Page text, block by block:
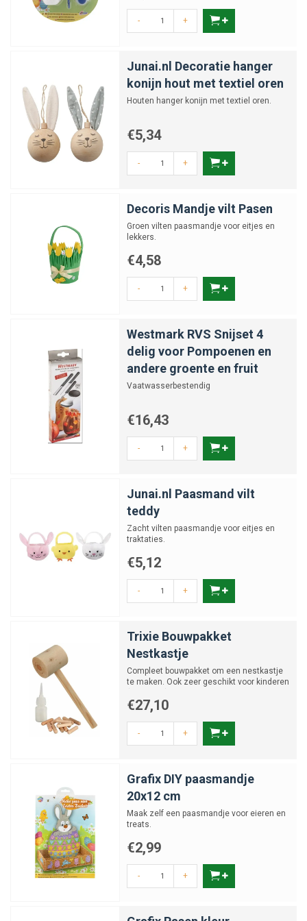
tot dierenthema’s: cadeaus voor kinderen en knutselen bieden eindeloos
plezier. Ze stimuleren de verbeelding, brengen gezinnen samen en
zorgen voor unieke momenten tijdens de feestdagen. Een cadeau in
en een investering in creativiteit.
- +
Junai.nl Decoratie hanger
konijn hout met textiel oren
Houten hanger konijn met textiel oren.
€5,34
- +
Decoris Mandje vilt Pasen
Groen vilten paasmandje voor eitjes en
lekkers.
€4,58
- +
Westmark RVS Snijset 4
delig voor Pompoenen en
andere groente en fruit
Vaatwasserbestendig
€16,43
- +
Junai.nl Paasmand vilt
teddy
Zacht vilten paasmandje voor eitjes en
traktaties.
€5,12
- +
Trixie Bouwpakket
Nestkastje
Compleet bouwpakket om een nestkastje
te maken. Ook zeer geschikt voor kinderen
€27,10
- +
Grafix DIY paasmandje
20x12 cm
Maak zelf een paasmandje voor eieren en
treats.
€2,99
- +